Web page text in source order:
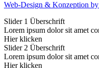
Web-Design & Konzeption
Slider 1 Überschrift
Lorem ipsum dolor sit amet
Hier klicken
Slider 2 Überschrift
Lorem ipsum dolor sit amet
Hier klicken